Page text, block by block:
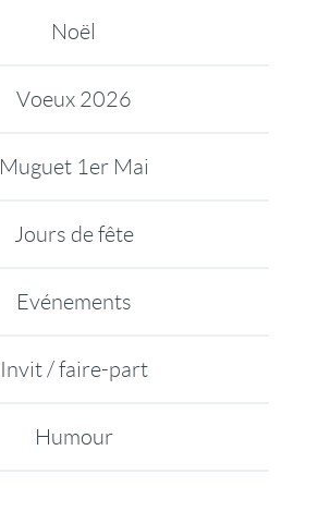
Noël
Voeux 2026
Muguet 1er Mai
Jours de fête
Evénements
Invit / faire-part
Humour